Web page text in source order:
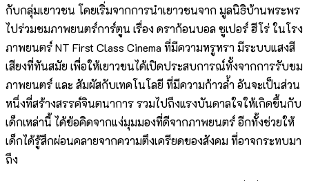
กับกลุ่มเยาวชน โดยเริ่มจากการนำเยาวชนจาก มูลนิธิบ้านพระพร
ไปร่วมชมภาพยนตร์การ์ตูน เรื่อง ดราก้อนบอล ซูเปอร์ ฮีโร่ ในโรง
ภาพยนตร์ NT First Class Cinema ที่มีความหรูหรา มีระบบแสงสี
เสียงที่ทันสมัย เพื่อให้เยาวชนได้เปิดประสบการณ์ทั้งจากการรับชม
ภาพยนตร์ และ สัมผัสกับเทคโนโลยี ที่มีความก้าวล้ำ อันจะเป็นส่วน
หนึ่งที่สร้างสรรค์จินตนาการ รวมไปถึงแรงบันดาลใจให้เกิดขึ้นกับ
เด็กเหล่านี้ ได้ข้อคิดจากแง่มุมมองที่ดีจากภาพยนตร์ อีกทั้งช่วยให้
เด็กได้รู้สึกผ่อนคลายจากความตึงเครียดของสังคม ที่อาจกระทบมา
ถึง